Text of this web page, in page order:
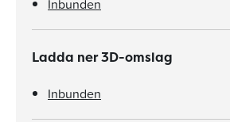
Inbunden
Ladda ner 3D-omslag
Inbunden